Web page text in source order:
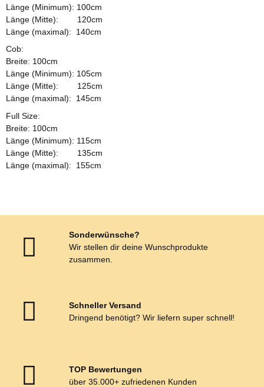
Länge (Minimum): 100cm
Länge (Mitte): 120cm
Länge (maximal): 140cm
Cob:
Breite: 100cm
Länge (Minimum): 105cm
Länge (Mitte): 125cm
Länge (maximal): 145cm
Full Size:
Breite: 100cm
Länge (Minimum): 115cm
Länge (Mitte): 135cm
Länge (maximal): 155cm
Sonderwünsche?
Wir stellen dir deine Wunschprodukte
zusammen.
Schneller Versand
Dringend benötigt? Wir liefern super schnell!
TOP Bewertungen
über 35.000+ zufriedenen Kunden